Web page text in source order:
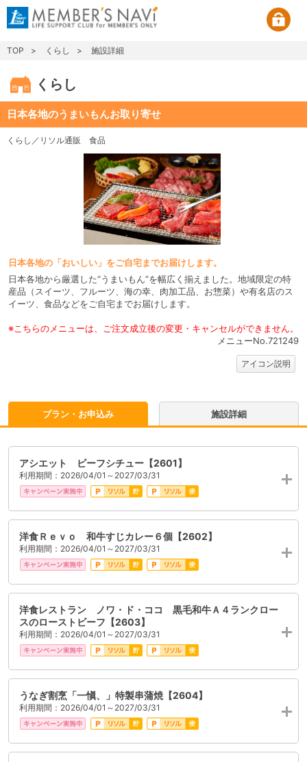
TOP くらし 施設詳細
くらし
日本各地のうまいもんお取り寄せ
くらし／リソル通販 食品
日本各地の「おいしい」をご自宅までお届けします。
日本各地から厳選した“うまいもん”を幅広く揃えました。地域限定の特
産品（スイーツ、フルーツ、海の幸、肉加工品、お惣菜）や有名店のス
イーツ、食品などをご自宅までお届けします。
※こちらのメニューは、ご注文成立後の変更・キャンセルができません。
メニューNo.721249
アイコン説明
プラン・お申込み 施設詳細
アシエット ビーフシチュー【2601】
利用期間：2026/04/01～2027/03/31
洋食Ｒｅｖｏ 和牛すじカレー６個【2602】
利用期間：2026/04/01～2027/03/31
洋食レストラン ノワ・ド・ココ 黒毛和牛Ａ４ランクロー
スのローストビーフ【2603】
利用期間：2026/04/01～2027/03/31
うなぎ割烹「一愼、」特製串蒲焼【2604】
利用期間：2026/04/01～2027/03/31